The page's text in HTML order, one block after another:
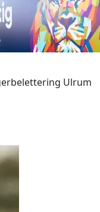
Ulrum